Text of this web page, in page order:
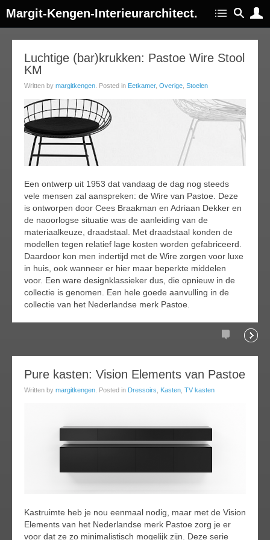
Margit-Kengen-Interieurarchitect.
Luchtige (bar)krukken: Pastoe Wire Stool
KM
Written by margitkengen . Posted in Eetkamer, Overige Stoelen
Een ontwerp uit 1953 dat vandaag de dag nog steeds
vele mensen zal aanspreken: de Wire van Pastoe. Deze
is ontworpen door Cees Braakman en Adriaan Dekker en
de naoorlogse situatie was de aanleiding van de
materiaalkeuze, draadstaal. Met draadstaal konden de
modellen tegen relatief lage kosten worden gefabriceerd.
Daardoor kon men indertijd met de Wire zorgen voor luxe
in huis, ook wanneer er hier maar beperkte middelen
voor. Een ware designklassieker dus, die opnieuw in de
collectie is genomen. Een hele goede aanvulling in de
collectie van het Nederlandse merk Pastoe.
Comments
Pure kasten: Vision Elements van Pastoe
Written by margitkengen. Posted in Dressoirs, Kasten, TV kasten
Kastruimte heb je nou eenmaal nodig, maar met de Vision
Elements van het Nederlandse merk Pastoe zorg je er
voor dat ze zo minimalistisch mogelijk zijn. Deze serie